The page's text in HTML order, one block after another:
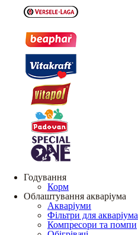
Годування
Корм
Облаштування акваріума
Акваріуми
Фільтри для акваріума
Компресори та помпи